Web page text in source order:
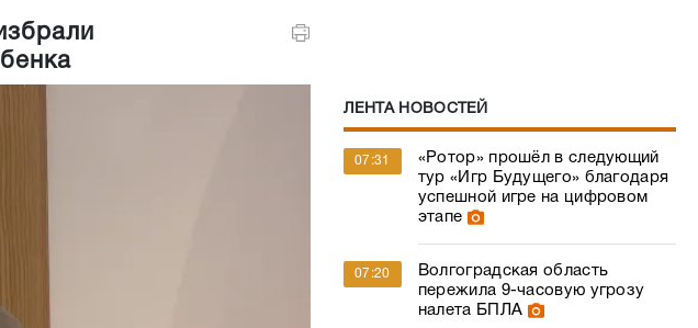
07:20
Волгоградская область
пережила 9-часовую угрозу
налета БПЛА
«Настоящий мужик!»: Ветеран
СВО рассказал о
неформальном разговоре с
губернатором Бочаровым